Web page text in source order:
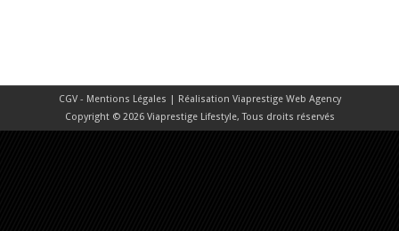
CGV - Mentions Légales | Réalisation Viaprestige Web Agency
Copyright © 2026 Viaprestige Lifestyle, Tous droits réservés